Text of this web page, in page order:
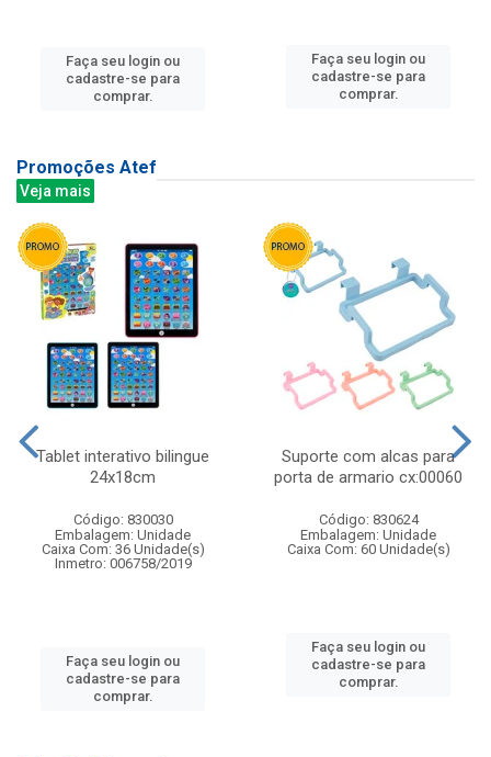
Faça seu login ou
cadastre-se para
comprar.
Faça seu login ou
cadastre-se para
comprar.
Promoções Atef
Veja mais
Tablet interativo bilingue
24x18cm
Código: 830030
Embalagem: Unidade
Caixa Com: 36 Unidade(s)
Inmetro: 006758/2019
Faça seu login ou
cadastre-se para
comprar.
Suporte com alcas para
porta de armario cx:00060
Código: 830624
Embalagem: Unidade
Caixa Com: 60 Unidade(s)
Faça seu login ou
cadastre-se para
comprar.